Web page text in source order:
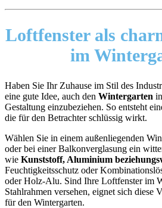
Loftfenster als
im
Haben Sie Ihr Zuhause im Stil des
eine gute Idee, auch den Wintergarten
Gestaltung einzubeziehen. So entsteht
die für den Betrachter schlüssig wirkt.
Wählen Sie in einem außenliegenden
oder bei einer Balkonverglasung ein
wie Kunststoff, Aluminium
Feuchtigkeitsschutz oder
oder Holz-Alu. Sind Ihre Loftfenster im
Stahlrahmen versehen, eignet sich diese
für den Wintergarten.